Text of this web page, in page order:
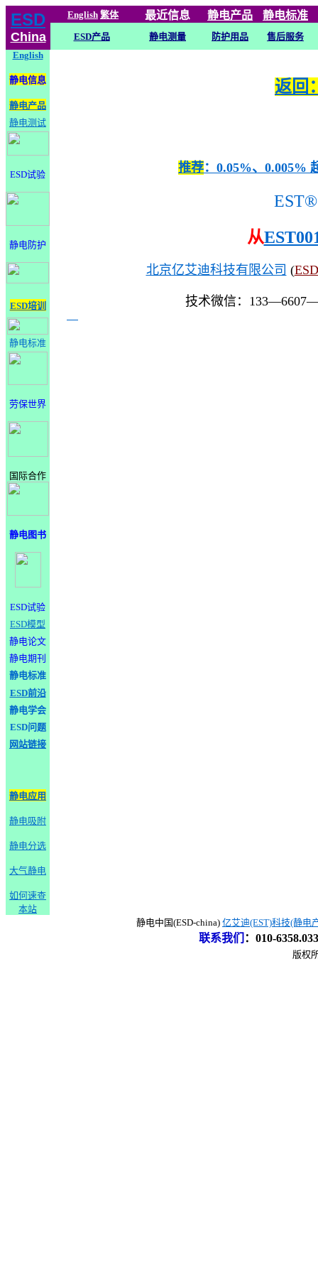
ESD
China
English 繁体 最近信息 静电产品 静电标准
ESD产品 静电测量 防护用品
售后服务
English
静电信息
静电产品
静电测试
ESD试验
静电防护
ESD培训
静电标准
劳保世界
国际合作
静电图书
ESD试验
ESD模型
静电论文
静电期刊
静电标准
ESD前沿
静电学会
ESD问题
网站链接
静电应用
静电吸附
静电分选
大气静电
如何速查
本站
返回
推荐：0.05%、0.005%
EST®
从
北京亿艾迪科技有限公司 (
技术微信：
静电中国(ESD-china) 亿艾迪(EST)科技(静电
联系我们 ： 010-
版权